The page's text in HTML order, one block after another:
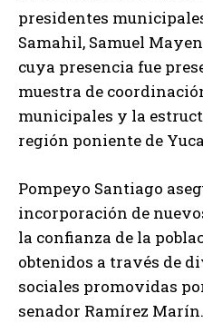
presidentes
Samahil, Samuel
cuya presencia fue
muestra de
municipales y la
región poniente de
Pompeyo Santiago
incorporación de
la confianza de la
obtenidos a través de
sociales promovidas
senador Ramírez Marín.